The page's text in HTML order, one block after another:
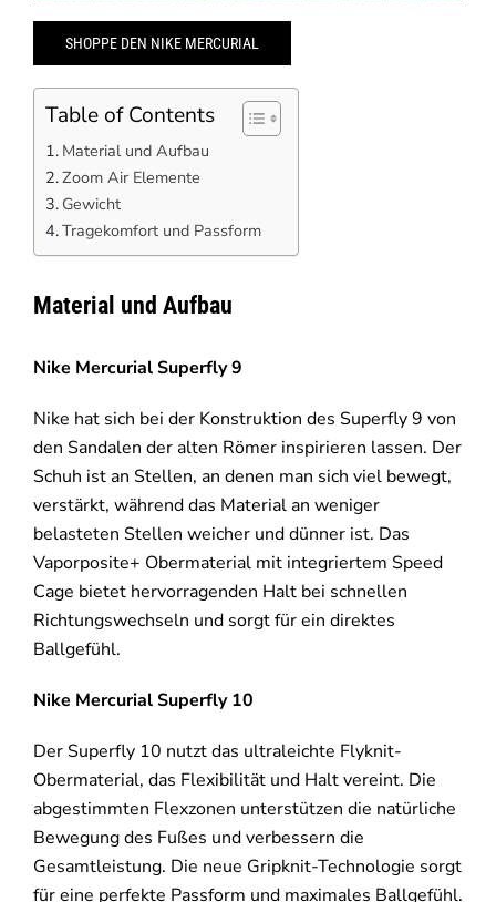
SHOPPE DEN NIKE MERCURIAL
Table of Contents
Material und Aufbau
Zoom Air Elemente
Gewicht
Tragekomfort und Passform
Material und Aufbau
Nike MercurialSuperfly 9
Nike hat sich bei der Konstruktion des Superfly 9 von
den Sandalen der alten Römer inspirieren lassen. Der
Schuh ist an Stellen, an denen man sich viel bewegt,
verstärkt, während das Material an weniger
belasteten Stellen weicher und dünner ist. Das
Vaporposite+ Obermaterial mit integriertem Speed
Cage bietet hervorragenden Halt bei schnellen
Richtungswechseln und sorgt für ein direktes
Ballgefühl.
Nike Mercurial Superfly 10
Der Superfly 10 nutzt das ultraleichte Flyknit-
Obermaterial, das Flexibilität und Halt vereint. Die
abgestimmten Flexzonen unterstützen die natürliche
Bewegung des Fußes und verbessern die
Gesamtleistung. Die neue Gripknit-Technologie sorgt
für eine perfekte Passform und maximales Ballgefühl.